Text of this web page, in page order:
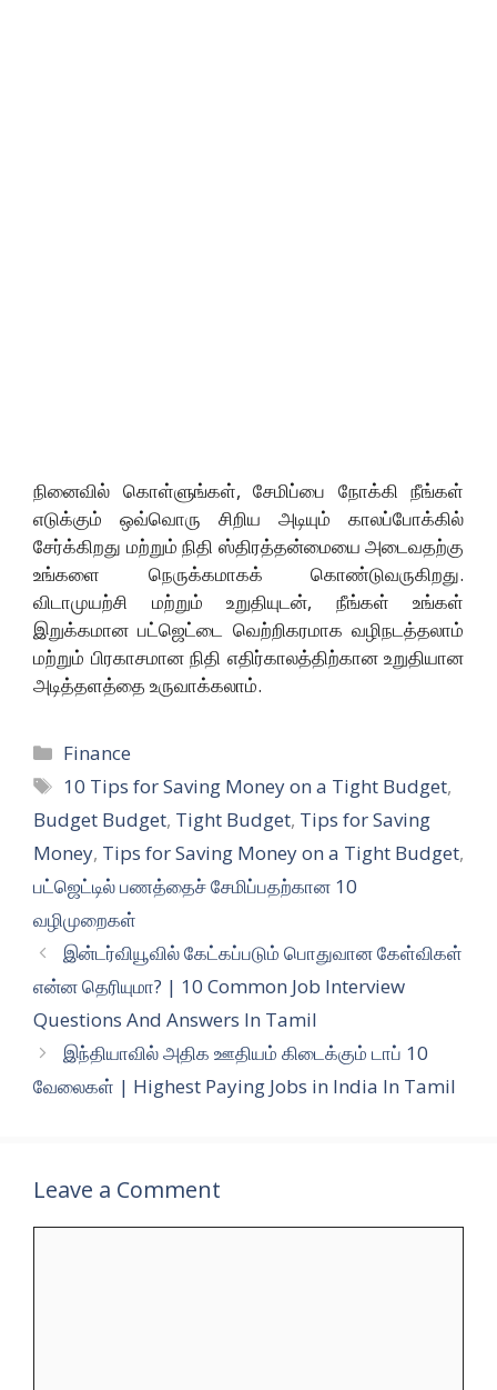
நினைவில் கொள்ளுங்கள், சேமிப்பை நோக்கி நீங்கள்
எடுக்கும் ஒவ்வொரு சிறிய அடியும் காலப்போக்கில்
சேர்க்கிறது மற்றும் நிதி ஸ்திரத்தன்மையை அடைவதற்கு
உங்களை நெருக்கமாகக் கொண்டுவருகிறது.
விடாமுயற்சி மற்றும் உறுதியுடன், நீங்கள் உங்கள்
இறுக்கமான பட்ஜெட்டை வெற்றிகரமாக வழிநடத்தலாம்
மற்றும் பிரகாசமான நிதி எதிர்காலத்திற்கான உறுதியான
அடித்தளத்தை உருவாக்கலாம்.
Categories
Finance
Tags
10 Tips for Saving Money on a Tight Budget,
Budget Budget, Tight Budget, Tips for Saving
Money, Tips for Saving Money on a Tight Budget,
பட்ஜெட்டில் பணத்தைச் சேமிப்பதற்கான 10
வழிமுறைகள்
இன்டர்வியூவில் கேட்கப்படும் பொதுவான கேள்விகள்
என்ன தெரியுமா? | 10 Common Job Interview
Questions And Answers In Tamil
இந்தியாவில் அதிக ஊதியம் கிடைக்கும் டாப் 10
வேலைகள் | Highest Paying Jobs in India In Tamil
Leave a Comment